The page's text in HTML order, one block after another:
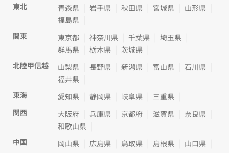
東北
青森県 岩手県 秋田県 宮城県
山形県
福島県
関東
東京都 神奈川県 千葉県
埼玉県
群馬県
栃木県
茨城県
北陸甲信越
山梨県 長野県 新潟県 富山県
石川県
福井県
東海
愛知県 静岡県 岐阜県
三重県
関西
大阪府 兵庫県 京都府 滋賀県
奈良県
和歌山県
中国
岡山県 広島県 鳥取県 島根県
山口県